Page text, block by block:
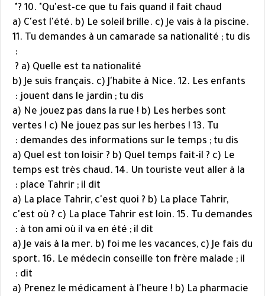
10. "Qu'est-ce que tu fais quand il fait chaud ?"
a) C'est l'été. b) Le soleil brille. c) Je vais à la piscine.
11. Tu demandes à un camarade sa nationalité ; tu dis
:
a) Quelle est ta nationalité ?
b) Je suis français. c) J'habite à Nice. 12. Les enfants
jouent dans le jardin ; tu dis :
a) Ne jouez pas dans la rue ! b) Les herbes sont
vertes ! c) Ne jouez pas sur les herbes ! 13. Tu
demandes des informations sur le temps ; tu dis :
a) Quel est ton loisir ? b) Quel temps fait-il ? c) Le
temps est très chaud. 14. Un touriste veut aller à la
place Tahrir ; il dit :
a) La place Tahrir, c'est quoi ? b) La place Tahrir,
c'est où ? c) La place Tahrir est loin. 15. Tu demandes
à ton ami où il va en été ; il dit :
a) Je vais à la mer. b) foi me les vacances, c) Je fais du
sport. 16. Le médecin conseille ton frère malade ; il
dit :
a) Prenez le médicament à l'heure ! b) La pharmacie